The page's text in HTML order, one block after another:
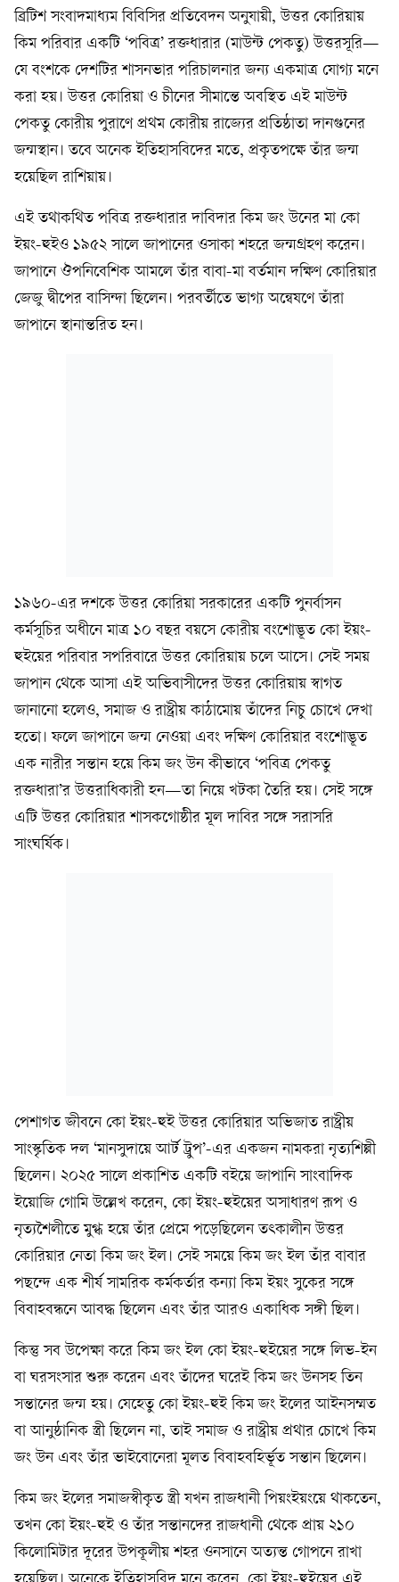
ব্রিটিশ সংবাদমাধ্যম বিবিসির প্রতিবেদন অনুযায়ী, উত্তর কোরিয়ায়
কিম পরিবার একটি ‘পবিত্র’ রক্তধারার (মাউন্ট পেকতু) উত্তরসূরি—
যে বংশকে দেশটির শাসনভার পরিচালনার জন্য একমাত্র যোগ্য মনে
করা হয়। উত্তর কোরিয়া ও চীনের সীমান্তে অবস্থিত এই মাউন্ট
পেকতু কোরীয় পুরাণে প্রথম কোরীয় রাজ্যের প্রতিষ্ঠাতা দানগুনের
জন্মস্থান। তবে অনেক ইতিহাসবিদের মতে, প্রকৃতপক্ষে তাঁর জন্ম
হয়েছিল রাশিয়ায়।
এই তথাকথিত পবিত্র রক্তধারার দাবিদার কিম জং উনের মা কো
ইয়ং-হুইও ১৯৫২ সালে জাপানের ওসাকা শহরে জন্মগ্রহণ করেন।
জাপানে ঔপনিবেশিক আমলে তাঁর বাবা-মা বর্তমান দক্ষিণ কোরিয়ার
জেজু দ্বীপের বাসিন্দা ছিলেন। পরবর্তীতে ভাগ্য অন্বেষণে তাঁরা
জাপানে স্থানান্তরিত হন।
১৯৬০-এর দশকে উত্তর কোরিয়া সরকারের একটি পুনর্বাসন
কর্মসূচির অধীনে মাত্র ১০ বছর বয়সে কোরীয় বংশোদ্ভূত কো ইয়ং-
হুইয়ের পরিবার সপরিবারে উত্তর কোরিয়ায় চলে আসে। সেই সময়
জাপান থেকে আসা এই অভিবাসীদের উত্তর কোরিয়ায় স্বাগত
জানানো হলেও, সমাজ ও রাষ্ট্রীয় কাঠামোয় তাঁদের নিচু চোখে দেখা
হতো। ফলে জাপানে জন্ম নেওয়া এবং দক্ষিণ কোরিয়ার বংশোদ্ভূত
এক নারীর সন্তান হয়ে কিম জং উন কীভাবে ‘পবিত্র পেকতু
রক্তধারা’র উত্তরাধিকারী হন—তা নিয়ে খটকা তৈরি হয়। সেই সঙ্গে
এটি উত্তর কোরিয়ার শাসকগোষ্ঠীর মূল দাবির সঙ্গে সরাসরি
সাংঘর্ষিক।
পেশাগত জীবনে কো ইয়ং-হুই উত্তর কোরিয়ার অভিজাত রাষ্ট্রীয়
সাংস্কৃতিক দল ‘মানসুদায়ে আর্ট ট্রুপ’-এর একজন নামকরা নৃত্যশিল্পী
ছিলেন। ২০২৫ সালে প্রকাশিত একটি বইয়ে জাপানি সাংবাদিক
ইয়োজি গোমি উল্লেখ করেন, কো ইয়ং-হুইয়ের অসাধারণ রূপ ও
নৃত্যশৈলীতে মুগ্ধ হয়ে তাঁর প্রেমে পড়েছিলেন তৎকালীন উত্তর
কোরিয়ার নেতা কিম জং ইল। সেই সময়ে কিম জং ইল তাঁর বাবার
পছন্দে এক শীর্ষ সামরিক কর্মকর্তার কন্যা কিম ইয়ং সুকের সঙ্গে
বিবাহবন্ধনে আবদ্ধ ছিলেন এবং তাঁর আরও একাধিক সঙ্গী ছিল।
কিন্তু সব উপেক্ষা করে কিম জং ইল কো ইয়ং-হুইয়ের সঙ্গে লিভ-ইন
বা ঘরসংসার শুরু করেন এবং তাঁদের ঘরেই কিম জং উনসহ তিন
সন্তানের জন্ম হয়। যেহেতু কো ইয়ং-হুই কিম জং ইলের আইনসম্মত
বা আনুষ্ঠানিক স্ত্রী ছিলেন না, তাই সমাজ ও রাষ্ট্রীয় প্রথার চোখে কিম
জং উন এবং তাঁর ভাইবোনেরা মূলত বিবাহবহির্ভূত সন্তান ছিলেন।
কিম জং ইলের সমাজস্বীকৃত স্ত্রী যখন রাজধানী পিয়ংইয়ংয়ে থাকতেন,
তখন কো ইয়ং-হুই ও তাঁর সন্তানদের রাজধানী থেকে প্রায় ২১০
কিলোমিটার দূরের উপকূলীয় শহর ওনসানে অত্যন্ত গোপনে রাখা